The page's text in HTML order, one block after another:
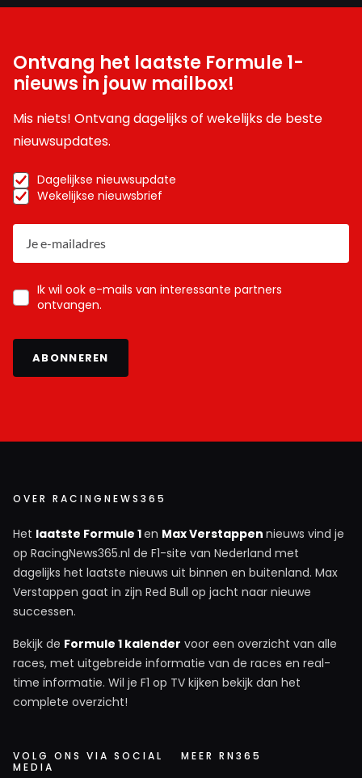
Ontvang het laatste Formule 1-
nieuws in jouw mailbox!
Mis niets! Ontvang dagelijks of wekelijks de beste
nieuwsupdates.
Dagelijkse nieuwsupdate
Wekelijkse nieuwsbrief
Ik wil ook e-mails van interessante partners
ontvangen.
ABONNEREN
OVER RACINGNEWS365
Het laatste Formule 1en Max Verstappen nieuws vind je
op RacingNews365.nl de F1-site van Nederland met
dagelijks het laatste nieuws uit binnen en buitenland. Max
Verstappen gaat in zijn Red Bull op jacht naar nieuwe
successen.
Bekijk de Formule 1 kalender voor een overzicht van alle
races, met uitgebreide informatie van de races en real-
time informatie. Wil je F1 op TV kijken bekijk dan het
complete overzicht!
VOLG ONS VIA SOCIAL
MEDIA
MEER RN365